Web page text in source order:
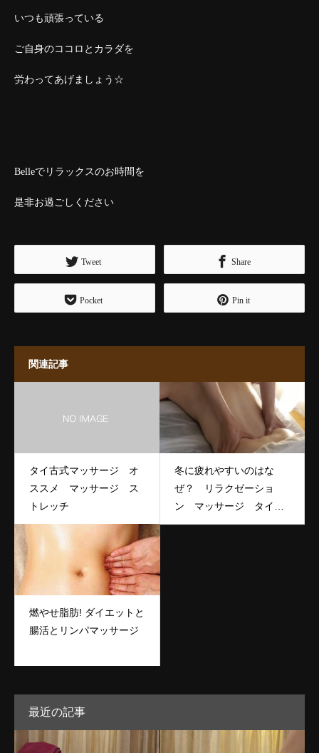
いつも頑張っている
ご自身のココロとカラダを
労わってあげましょう☆
Belleでリラックスのお時間を
是非お過ごしください
Tweet Share
Pocket Pin it
関連記事
タイ古式マッサージ オ
ススメ マッサージ ス
トレッチ
冬に疲れやすいのはな
ぜ？ リラクゼーショ
ン マッサージ タイ古
式マッサージ
燃やせ脂肪! ダイエットと
腸活とリンパマッサージ
最近の記事